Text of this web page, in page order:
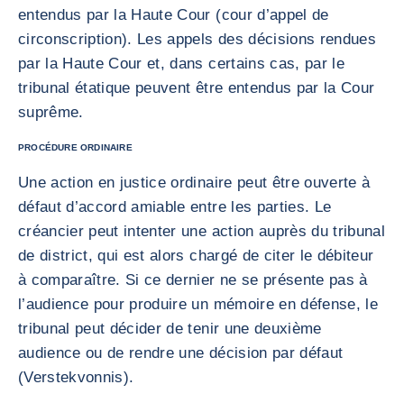
entendus par la Haute Cour (cour d’appel de
circonscription). Les appels des décisions rendues
par la Haute Cour et, dans certains cas, par le
tribunal étatique peuvent être entendus par la Cour
suprême.
PROCÉDURE ORDINAIRE
Une action en justice ordinaire peut être ouverte à
défaut d’accord amiable entre les parties. Le
créancier peut intenter une action auprès du tribunal
de district, qui est alors chargé de citer le débiteur
à comparaître. Si ce dernier ne se présente pas à
l’audience pour produire un mémoire en défense, le
tribunal peut décider de tenir une deuxième
audience ou de rendre une décision par défaut
(Verstekvonnis).